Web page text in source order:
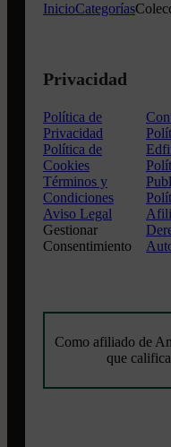
InicioCategorías
Privacidad
Política de
Privacidad
Política de
Cookies
Términos y
Condiciones
Aviso Legal
Gestionar
Consentimiento
Como afiliado de
que